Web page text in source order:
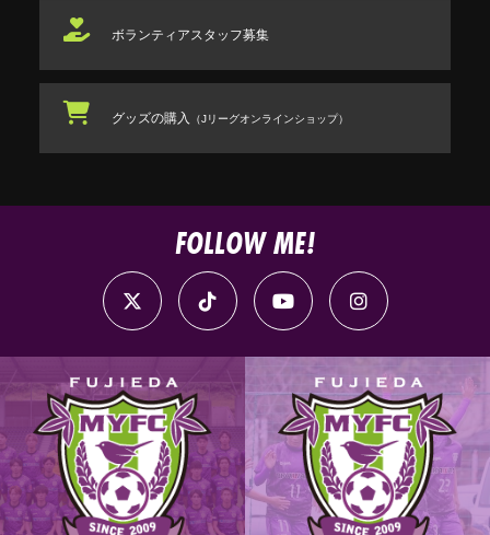
ボランティアスタッフ募集
グッズの購入 （Jリーグオンラインショップ）
FOLLOW ME!